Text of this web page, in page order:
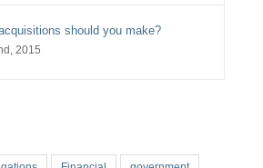
should you make?
2015